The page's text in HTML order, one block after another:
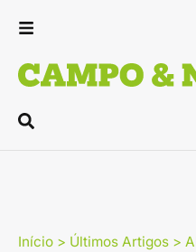
Início > Últimos Artigos >